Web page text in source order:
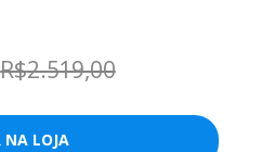
R$2.519,00
NA LOJA